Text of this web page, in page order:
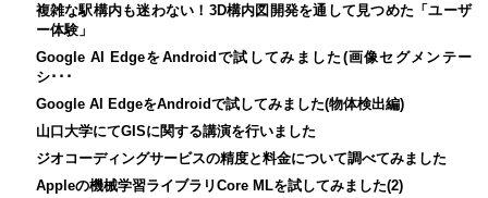
複雑な駅構内も迷わない！3D構内図開発を通して見つめた「ユーザ
ー体験」
Google AI EdgeをAndroidで試してみました(画像セグメンテー
シ･･･
Google AI EdgeをAndroidで試してみました(物体検出編)
山口大学にてGISに関する講演を行いました
ジオコーディングサービスの精度と料金について調べてみました
Appleの機械学習ライブラリCore MLを試してみました(2)